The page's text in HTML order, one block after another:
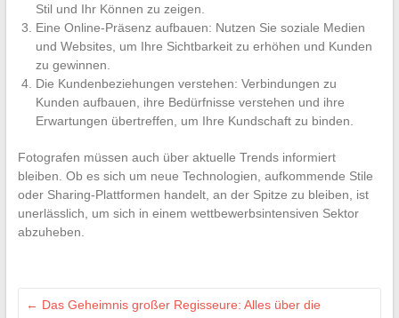
Stil und Ihr Können zu zeigen.
Eine Online-Präsenz aufbauen: Nutzen Sie soziale Medien
und Websites, um Ihre Sichtbarkeit zu erhöhen und Kunden
zu gewinnen.
Die Kundenbeziehungen verstehen: Verbindungen zu
Kunden aufbauen, ihre Bedürfnisse verstehen und ihre
Erwartungen übertreffen, um Ihre Kundschaft zu binden.
Fotografen müssen auch über aktuelle Trends informiert
bleiben. Ob es sich um neue Technologien, aufkommende Stile
oder Sharing-Plattformen handelt, an der Spitze zu bleiben, ist
unerlässlich, um sich in einem wettbewerbsintensiven Sektor
abzuheben.
← Das Geheimnis großer Regisseure: Alles über die